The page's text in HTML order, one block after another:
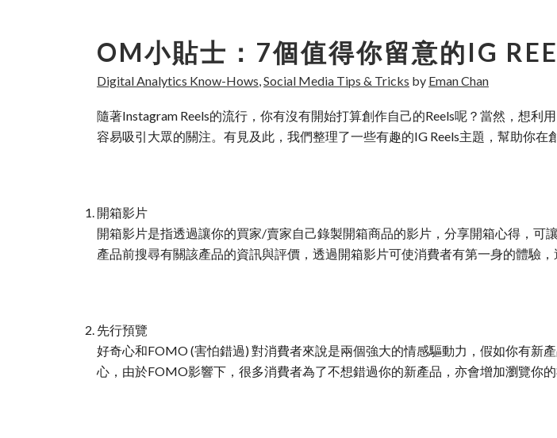
OM小貼士：7個值得你留意的IG
Digital Analytics Know-Hows Social Media Tips & Tricks by Eman Chan
隨著Instagram Reels的流行，你有沒有開始打算創作自己的Reels呢？當然，想
容易吸引大眾的關注。有見及此，我們整理了一些有趣的IG Reels主題，幫助你在
開箱影片
開箱影片是指透過讓你的買家/賣家自己錄製開箱商品的影片，分享開箱心得，
產品前搜尋有關該產品的資訊與評價，透過開箱影片可使消費者有第一身的體驗，
先行預覽
好奇心和FOMO (害怕錯過) 對消費者來說是兩個強大的情感驅動力，假如你有新
心，由於FOMO影響下，很多消費者為了不想錯過你的新產品，亦會增加瀏覽你的